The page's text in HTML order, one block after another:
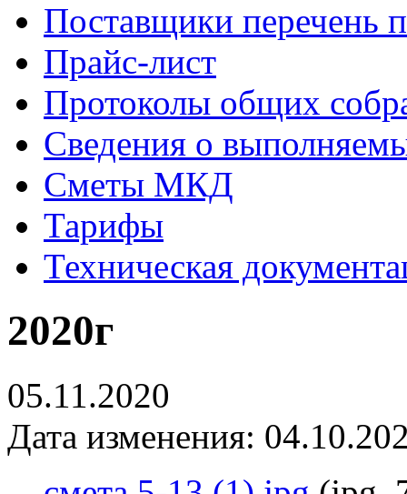
Поставщики перечень
Прайс-лист
Протоколы общих
Сведения о
Сметы МКД
Тарифы
Техническая
2020г
05.11.2020
Дата изменения: